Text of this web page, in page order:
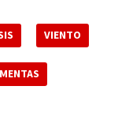
VIENTO